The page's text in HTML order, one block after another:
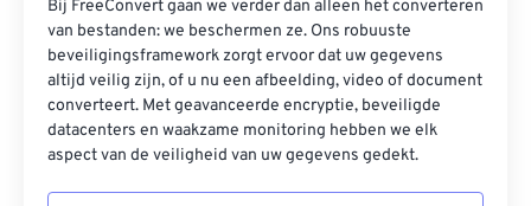
Bij FreeConvert gaan we verder dan alleen het converteren
van bestanden: we beschermen ze. Ons robuuste
beveiligingsframework zorgt ervoor dat uw gegevens
altijd veilig zijn, of u nu een afbeelding, video of document
converteert. Met geavanceerde encryptie, beveiligde
datacenters en waakzame monitoring hebben we elk
aspect van de veiligheid van uw gegevens gedekt.